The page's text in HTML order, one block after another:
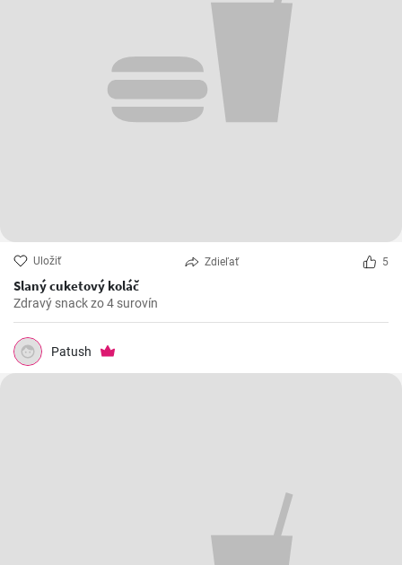
Uložiť Zdieľať 5
Slaný cuketový koláč
Zdravý snack zo 4 surovín
Patush